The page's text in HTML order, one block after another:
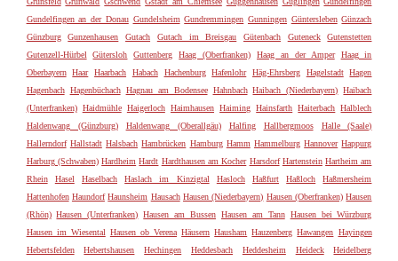
Gundelfingen an der Donau Gundelsheim Gundremmingen Gunningen Güntersleben Günzach
Günzburg
Gunzenhausen Gutach Gutach im Breisgau Gütenbach Guteneck
Gutenstetten
Gutenzell-Hürbel
Gütersloh Guttenberg Haag (Oberfranken) Haag an der Amper
Haag in
Oberbayern
Haar Haarbach Habach Hachenburg Hafenlohr Häg-Ehrsberg Hagelstadt
Hagen
Hagenbach Hagenbüchach Hagnau am Bodensee Hahnbach Haibach (Niederbayern) Haibach
(Unterfranken) Haidmühle Haigerloch Haimhausen Haiming Hainsfarth Haiterbach Halblech
Haldenwang (Günzburg)
Haldenwang (Oberallgäu) Halfing Hallbergmoos
Halle (Saale)
Hallerndorf Hallstadt Halsbach Hambrücken Hamburg Hamm Hammelburg Hannover Happurg
Harburg (Schwaben) Hardheim Hardt Hardthausen am Kocher Harsdorf Hartenstein Hartheim am
Rhein
Hasel Haselbach Haslach im Kinzigtal Hasloch Haßfurt Haßloch
Haßmersheim
Hattenhofen Haundorf Haunsheim Hausach Hausen (Niederbayern) Hausen (Oberfranken) Hausen
(Rhön) Hausen (Unterfranken) Hausen am Bussen Hausen am Tann Hausen bei Würzburg
Hausen im Wiesental Hausen ob Verena Häusern Hausham Hauzenberg Hawangen Hayingen
Hebertsfelden
Hebertshausen Hechingen Heddesbach Heddesheim Heideck
Heidelberg